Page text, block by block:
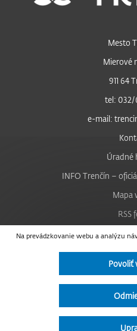
Na prevádzkovanie webu a analýzu
Povoliť
Mesto
Mierové
911 64
tel: 032/
e-mail:
Úradné
INFO Trenčín –
Mapa
RSS
Vyhlásenie